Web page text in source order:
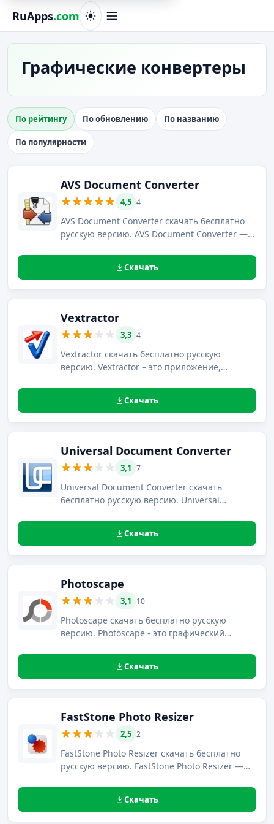
RuApps.com
Графические конвертеры
По рейтингу По обновлению По названию
По популярности
AVS Document Converter
4,5 4
AVS Document Converter скачать бесплатно
русскую версию. AVS Document Converter —
графический формат все популярные типы
Скачать
Vextractor
3,3 4
Vextractor скачать бесплатно русскую
версию. Vextractor – это приложение,
Скачать
Universal Document Converter
3,1 7
Universal Document Converter скачать
бесплатно русскую версию. Universal
конвертации всевозможных документов в
а также PDF-файлы.
Скачать
Photoscape
3,1 10
Photoscape скачать бесплатно русскую
версию. Photoscape - это графический
фотографий, разработанный компанией
Скачать
FastStone Photo Resizer
2,5 2
FastStone Photo Resizer скачать бесплатно
русскую версию. FastStone Photo Resizer —
компании FastStone Soft.
Скачать